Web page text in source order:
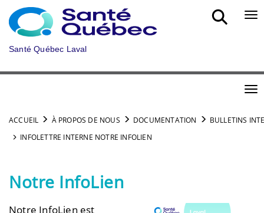
Aller au menu principal
Santé Québec Laval
ACCUEIL À PROPOS DE NOUS DOCUMENTATION
BULLETINS
INFOLETTRE INTERNE NOTRE INFOLIEN
Notre InfoLien
Notre InfoLien est